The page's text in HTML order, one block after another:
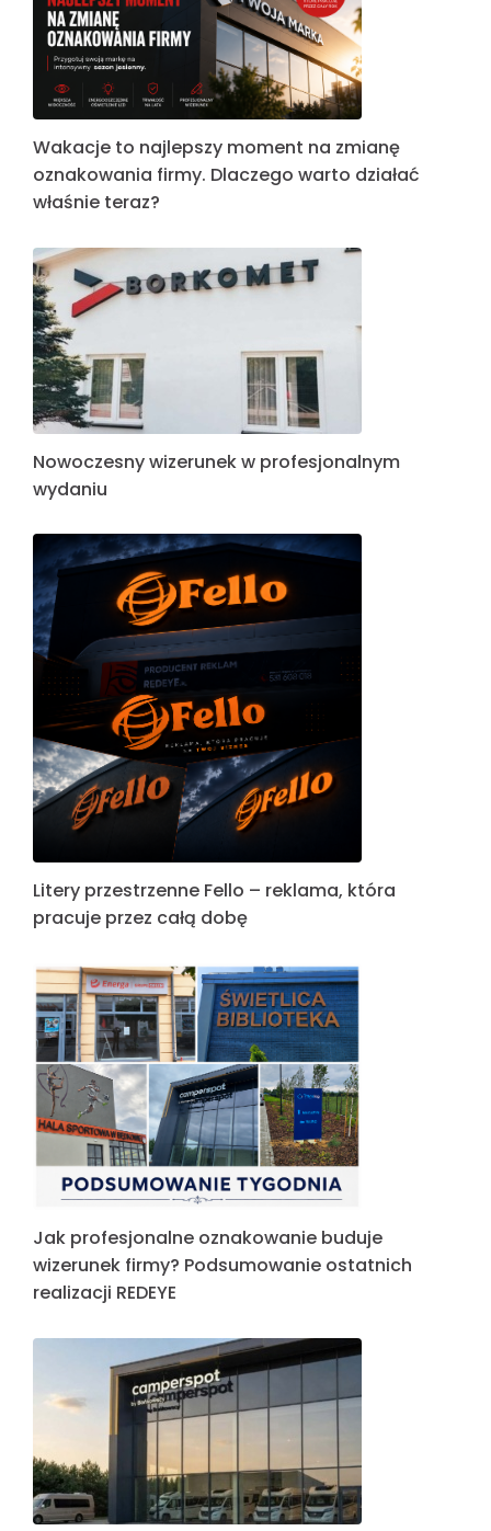
Wakacje to najlepszy moment na zmianę
oznakowania firmy. Dlaczego warto działać
właśnie teraz?
Nowoczesny wizerunek w profesjonalnym
wydaniu
Litery przestrzenne Fello – reklama, która
pracuje przez całą dobę
Jak profesjonalne oznakowanie buduje
wizerunek firmy? Podsumowanie ostatnich
realizacji REDEYE